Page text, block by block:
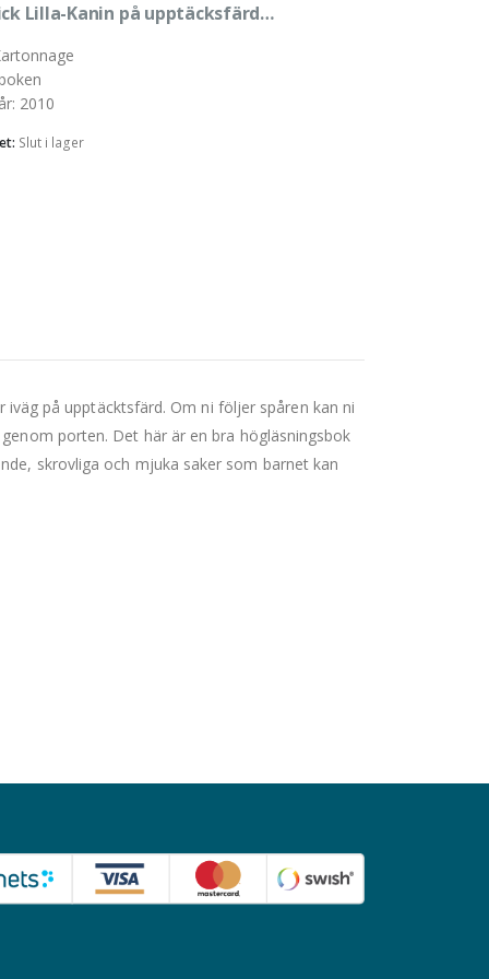
Lilla-Kanin på upptäcksfärd…
: 2010
Slut i lager
på upptäcktsfärd. Om ni följer spåren kan ni
porten. Det här är en bra högläsningsbok
skrovliga och mjuka saker som barnet kan